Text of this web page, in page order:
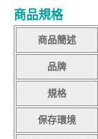
商品規格
商品簡述
品牌
規格
保存環境